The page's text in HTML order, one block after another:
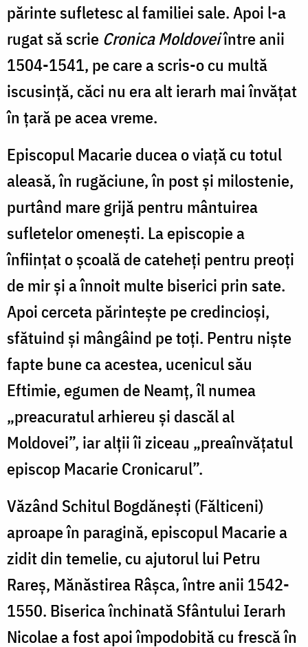
părinte sufletesc al familiei sale. Apoi l-a
rugat să scrie Cronica Moldoveiîntre anii
1504-1541, pe care a scris-o cu multă
iscusinţă, căci nu era alt ierarh mai învăţat
în ţară pe acea vreme.
Episcopul Macarie ducea o viaţă cu totul
aleasă, în rugăciune, în post şi milostenie,
purtând mare grijă pentru mântuirea
sufletelor omeneşti. La episcopie a
înfiinţat o şcoală de cateheţi pentru preoţi
de mir şi a înnoit multe biserici prin sate.
Apoi cerceta părinteşte pe credincioşi,
sfătuind şi mângâind pe toţi. Pentru nişte
fapte bune ca acestea, ucenicul său
Eftimie, egumen de Neamţ, îl numea
„preacuratul arhiereu şi dascăl al
Moldovei”, iar alţii îi ziceau „preaînvăţatul
episcop Macarie Cronicarul”.
Văzând Schitul Bogdăneşti (Fălticeni)
aproape în paragină, episcopul Macarie a
zidit din temelie, cu ajutorul lui Petru
Rareş, Mănăstirea Râşca, între anii 1542-
1550. Biserica închinată Sfântului Ierarh
Nicolae a fost apoi împodobită cu frescă în